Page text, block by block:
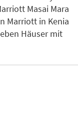
Masai Mara
Marriott in Kenia
Häuser mit